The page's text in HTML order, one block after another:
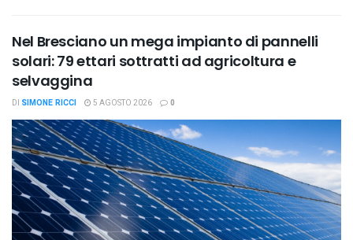
Nel Bresciano un mega impianto di pannelli
solari: 79 ettari sottratti ad agricoltura e
selvaggina
DI SIMONE RICCI 5 AGOSTO 2026 0